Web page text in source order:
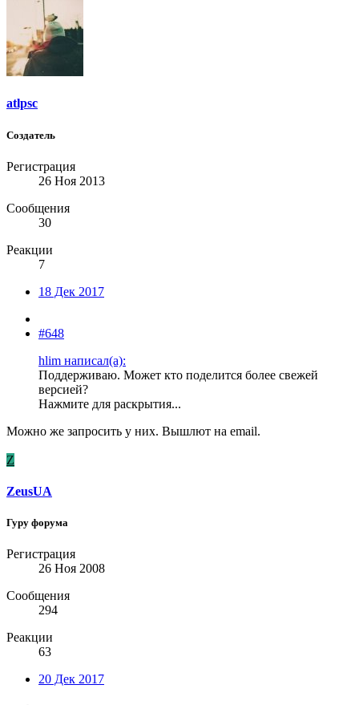
atlpsc
Создатель
Регистрация
26 Ноя 2013
Сообщения
30
Реакции
7
18 Дек 2017
#648
hlim написал(а):
Поддерживаю. Может кто поделится более свежей
версией?
Нажмите для раскрытия...
Можно же запросить у них. Вышлют на email.
Z
ZeusUA
Гуру форума
Регистрация
26 Ноя 2008
Сообщения
294
Реакции
63
20 Дек 2017